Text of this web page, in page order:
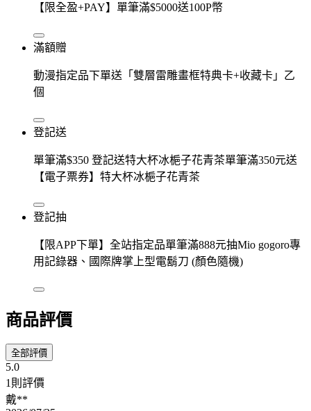
【限全盈+PAY】單筆滿$5000送100P幣
滿額贈
動漫指定品下單送「雙層雷雕畫框特典卡+收藏卡」乙
個
登記送
單筆滿$350 登記送特大杯冰梔子花青茶單筆滿350元送
【電子票券】特大杯冰梔子花青茶
登記抽
【限APP下單】全站指定品單筆滿888元抽Mio gogoro專
用記錄器、國際牌掌上型電鬍刀 (顏色隨機)
商品評價
全部評價
5.0
1則評價
戴**